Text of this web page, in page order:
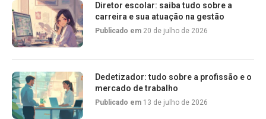
Diretor escolar: saiba tudo sobre a
carreira e sua atuação na gestão
Publicado em 20 de julho de 2026
Dedetizador: tudo sobre a profissão e o
mercado de trabalho
Publicado em 13 de julho de 2026